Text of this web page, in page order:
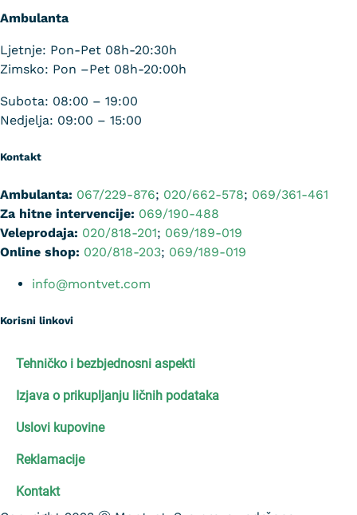
Ambulanta
Ljetnje: Pon-Pet 08h-20:30h
Zimsko: Pon –Pet 08h-20:00h
Subota: 08:00 – 19:00
Nedjelja: 09:00 – 15:00
Kontakt
Ambulanta: 067/229-876; 020/662-578; 069/361-461
Za hitne intervencije: 069/190-488
Veleprodaja: 020/818-201; 069/189-019
Online shop: 020/818-203; 069/189-019
info@montvet.com
Korisni linkovi
Tehničko i bezbjednosni aspekti
Izjava o prikupljanju ličnih podataka
Uslovi kupovine
Reklamacije
Kontakt